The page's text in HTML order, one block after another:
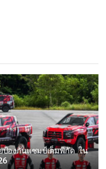
องกันแชมป์เต็มพิกัด ใน